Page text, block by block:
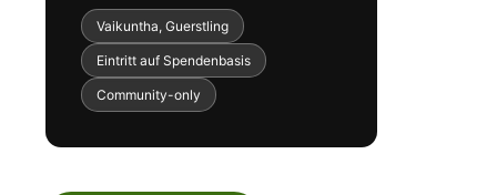
Vaikuntha, Guerstling
Eintritt auf Spendenbasis
Community-only